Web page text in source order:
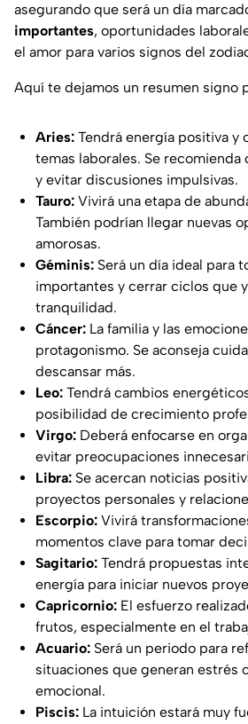
asegurando que será un día
importantes, oportunidades
el amor para varios signos del
Aquí te dejamos un resumen signo
Aries: Tendrá energía positiva y
temas laborales. Se
y evitar discusiones impulsivas.
Tauro: Vivirá una etapa de
También podrían llegar nuevas
amorosas.
Géminis: Será un día ideal para
importantes y cerrar ciclos que
tranquilidad.
Cáncer: La familia y las
protagonismo. Se aconseja
descansar más.
Leo: Tendrá cambios
posibilidad de crecimiento
Virgo: Deberá enfocarse en
evitar preocupaciones
Libra: Se acercan noticias
proyectos personales y
Escorpio: Vivirá
momentos clave para tomar
Sagitario: Tendrá propuestas
energía para iniciar nuevos
Capricornio: El esfuerzo
frutos, especialmente en el
Acuario: Será un periodo para
situaciones que generan estrés
emocional.
Piscis: La intuición estará muy